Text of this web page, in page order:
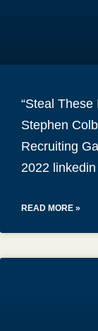
“Steal
Stephen
Recruiting
2022 linkedin
READ MORE »